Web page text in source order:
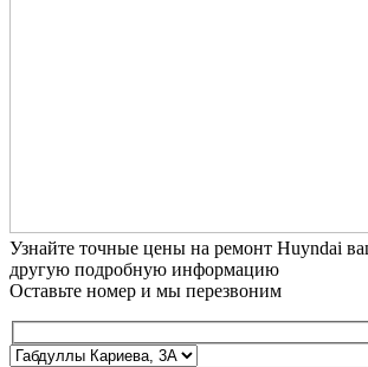
Узнайте точные цены на ремонт Huyndai
другую подробную информацию
Оставьте номер и мы перезвоним